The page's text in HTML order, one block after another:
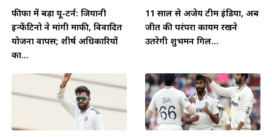
फीफा में बड़ा यू-टर्न: जियानी
इन्फेंटिनो ने मांगी माफी, विवादित
योजना वापस; शीर्ष अधिकारियों
का...
11 साल से अजेय टीम इंडिया, अब
जीत की परंपरा कायम रखने
उतरेगी शुभमन गिल...